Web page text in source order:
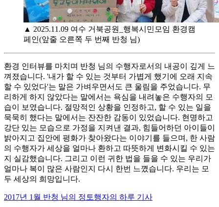
▲ 2025.11.09 여수 거북공원_행복시민모임 환경캠
페인(앞줄 오른쪽 두 번째 반청 님)
환경 인터뷰를 마치며 반청 님의 수행자로서의 내공이 깊게 느
껴졌습니다. '내가 할 수 있는 것부터 가볍게 했기에 오래 지속
할 수 있었다'는 말은 가벼우면서도 큰 울림을 주었습니다. 무
리하게 하지 않았다는 말에서는 욕심을 내려놓은 수행자의 모
습이 보였습니다. 절망적인 상황을 인정하고, 할 수 있는 일을
묵묵히 했다는 말에서는 잔잔한 감동이 있었습니다. 현명하고
강단 있는 모습으로 가정을 지켜낸 결과, 힘들어하던 아이들이
밝아지고 집안에 평화가 찾아왔다는 이야기를 들으며, 한 사람
의 수행자가 세상을 얼마나 환하고 따뜻하게 변화시킬 수 있는
지 실감했습니다. 그리고 이런 귀한 법을 들을 수 있는 우리가
얼마나 복이 많은 사람인지 다시 한번 느꼈습니다. 우리는 모
두 세상의 희망입니다.
2017년 1월 반청 님의 정토행자의 하루 기사